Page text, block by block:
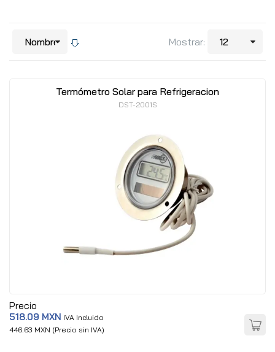
Mostrar:
Termómetro Solar para Refrigeracion
DST-2001S
Precio
518.09 MXN IVA Incluido
446.63 MXN (Precio sin IVA)